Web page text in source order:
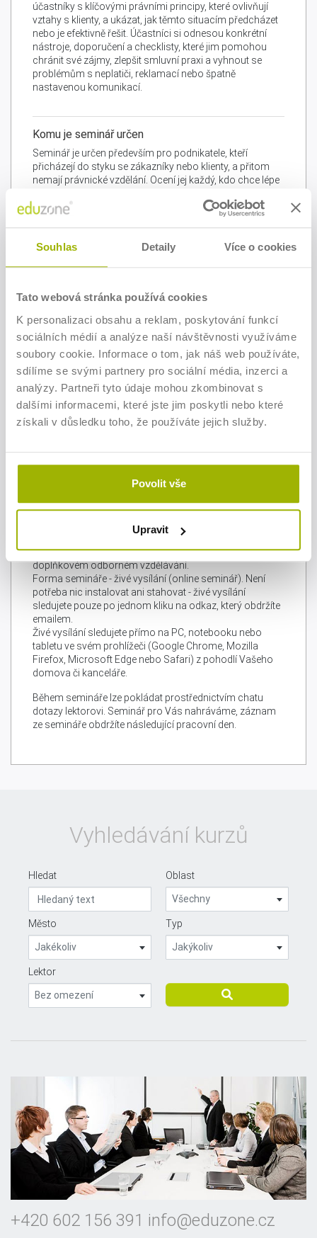
Souhlas Detaily Více o cookies
Tato webová stránka používá cookies
K personalizaci obsahu a reklam, poskytování funkcí
sociálních médií a analýze naší návštěvnosti využíváme
soubory cookie. Informace o tom, jak náš web používáte,
sdílíme se svými partnery pro sociální média, inzerci a
analýzy. Partneři tyto údaje mohou zkombinovat s
dalšími informacemi, které jste jim poskytli nebo které
získali v důsledku toho, že používáte jejich služby.
Povolit vše
Upravit
účastníky s klíčovými právními principy, které ovlivňují
vztahy s klienty, a ukázat, jak těmto situacím předcházet
nebo je efektivně řešit. Účastníci si odnesou konkrétní
nástroje, doporučení a checklisty, které jim pomohou
chránit své zájmy, zlepšit smluvní praxi a vyhnout se
problémům s neplatiči, reklamací nebo špatně
nastavenou komunikací.
Komu je seminář určen
Seminář je určen především pro podnikatele, kteří
přicházejí do styku se zákazníky nebo klienty, a přitom
nemají právnické vzdělání. Ocení jej každý, kdo chce lépe
vyvarovat se nejčastějších chyb a chránit svůj byznys
před riziky, která mohou vést ke ztrátám nebo sporům.
Program
smlouvy a předsmluvní odpovědnost
Na co si dát pozor ve smlouvách s klienty
Na co si dát pozor v komunikaci s klienty
Jak (s)právně definovat produkt (služby nebo
výrobky)
Jak nastavit ceny a platební podmínky
Jak si prověřit bonitu klienta
Jak předcházet neplacení faktur
Každý účastník kurzu obdrží CERTIFIKÁT o jeho
absolvování, který může využít ve svém CV v části o
doplňkovém odborném vzdělávání.
Forma semináře - živé vysílání (online seminář). Není
potřeba nic instalovat ani stahovat - živé vysílání
sledujete pouze po jednom kliku na odkaz, který obdržíte
emailem.
Živé vysílání sledujete přímo na PC, notebooku nebo
tabletu ve svém prohlížeči (Google Chrome, Mozilla
Firefox, Microsoft Edge nebo Safari) z pohodlí Vašeho
domova či kanceláře.
Během semináře lze pokládat prostřednictvím chatu
dotazy lektorovi. Seminář pro Vás nahráváme, záznam
ze semináře obdržíte následující pracovní den.
Vyhledávání kurzů
Hledat Oblast
Všechny
Město
Jakékoliv
Typ
Jakýkoliv
Lektor
Bez omezení
+420 602 156 391 info@eduzone.cz